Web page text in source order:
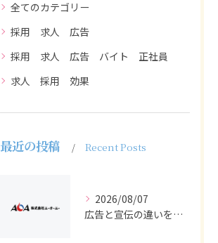
全てのカテゴリー
採用 求人 広告
採用 求人 広告 バイト 正社員
求人 採用 効果
最近の投稿 Recent Posts
2026/08/07
広告と宣伝の違いを押さえた採用求人戦略とバイト正社員獲得の実務ポイント